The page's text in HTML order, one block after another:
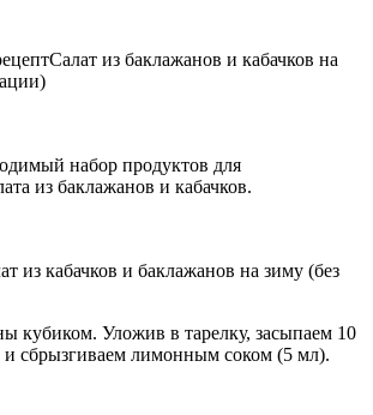
из баклажанов и кабачков на
набор продуктов для
из баклажанов и кабачков.
из кабачков и баклажанов на зиму (без
кубиком. Уложив в тарелку, засыпаем 10
и сбрызгиваем лимонным соком (5 мл).